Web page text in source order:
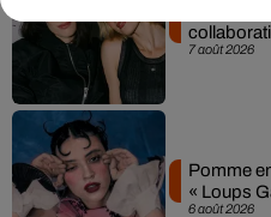
7 août 2026
6 août 2026
Pomme
« Loups